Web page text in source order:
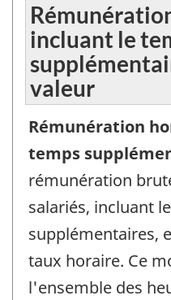
incluant le
valeur
Rémunération
temps
rémunération
salariés, incluant
supplémentaires,
taux horaire. Ce
l'ensemble des